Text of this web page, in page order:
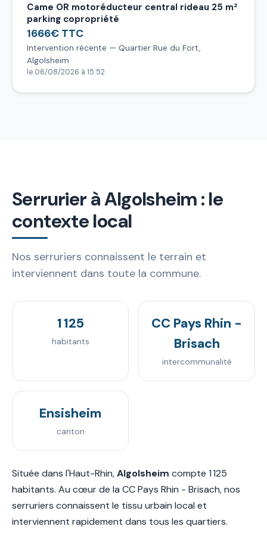
Came OR motoréducteur central rideau 25 m²
parking copropriété
1666€ TTC
Intervention récente — Quartier Rue du Fort,
Algolsheim
le 06/08/2026 à 15:52
Serrurier à Algolsheim : le
contexte local
Nos serruriers connaissent le terrain et
interviennent dans toute la commune.
1 125
habitants
CC Pays Rhin -
Brisach
intercommunalité
Ensisheim
canton
Située dans l'Haut-Rhin,Algolsheim compte 1 125
habitants. Au cœur de la CC Pays Rhin - Brisach, nos
serruriers connaissent le tissu urbain local et
interviennent rapidement dans tous les quartiers.